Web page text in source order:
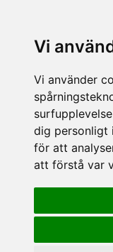
Vi
Vi använder
dig personligt
för att
att förstå var